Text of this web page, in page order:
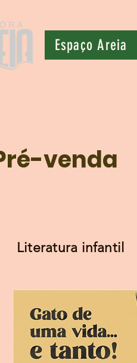
Espaço Areia
venda
Literatura infantil